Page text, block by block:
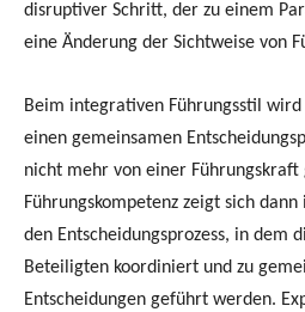
disruptiver Schritt, der zu einem
eine Änderung der Sichtweise von
Beim integrativen Führungsstil
einen gemeinsamen
nicht mehr von einer Führungskraft
Führungskompetenz zeigt sich
den Entscheidungsprozess, in dem
Beteiligten koordiniert und zu
Entscheidungen geführt werden.